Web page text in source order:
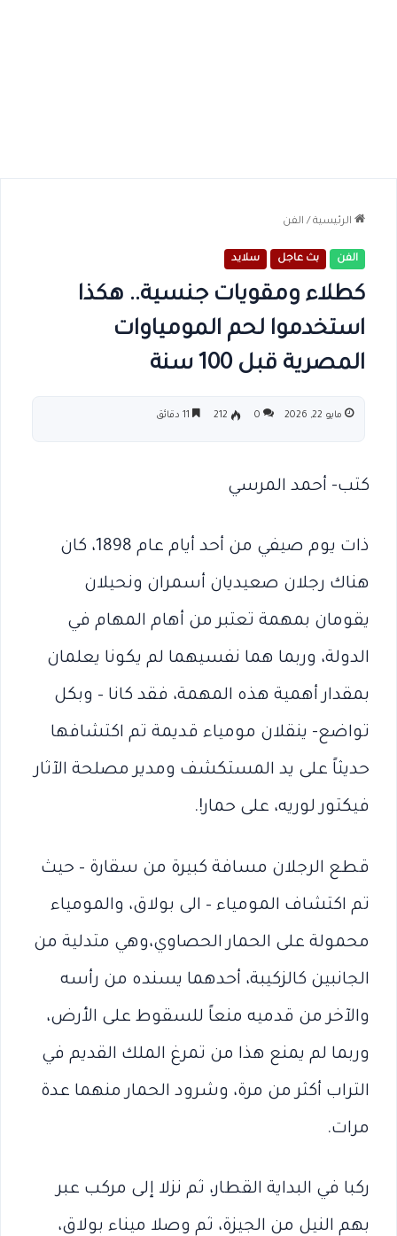
الرئيسية / الفن
الفن بث عاجل سلايد
كطلاء ومقويات جنسية.. هكذا
استخدموا لحم المومياوات
المصرية قبل 100 سنة
مايو 22, 2026 0
212
كتب- أحمد المرسي
ذات يوم صيفي من أحد أيام عام 1898، كان
هناك رجلان صعيديان أسمران ونحيلان
يقومان بمهمة تعتبر من أهام المهام في
الدولة، وربما هما نفسيهما لم يكونا يعلمان
بمقدار أهمية هذه المهمة، فقد كانا – وبكل
تواضع- ينقلان مومياء قديمة تم اكتشافها
حديثاً على يد المستكشف ومدير مصلحة الآثار
فيكتور لوريه، على حمار!.
قطع الرجلان مسافة كبيرة من سقارة – حيث
تم اكتشاف المومياء – الى بولاق، والمومياء
محمولة على الحمار الحصاوي،وهي متدلية من
الجانبين كالزكيبة، أحدهما يسنده من رأسه
والآخر من قدميه منعاً للسقوط على الأرض،
وربما لم يمنع هذا من تمرغ الملك القديم في
التراب أكثر من مرة، وشرود الحمار منهما عدة
مرات.
ركبا في البداية القطار، ثم نزلا إلى مركب عبر
بهم النيل من الجيزة، ثم وصلا ميناء بولاق،